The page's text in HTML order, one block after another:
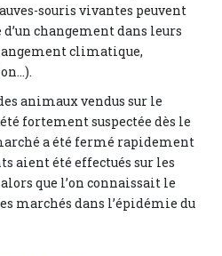
souris vivantes peuvent
changement dans leurs
climatique,
animaux vendus sur le
fortement suspectée dès le
a été fermé rapidement
aient été effectués sur les
que l’on connaissait le
marchés dans l’épidémie du